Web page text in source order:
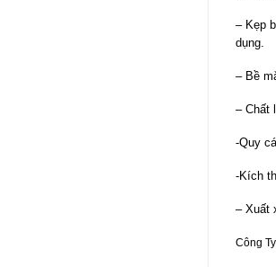
– Kẹp
dụng.
– Bề
– Chất
-Quy
-Kích
– Xuất
Công